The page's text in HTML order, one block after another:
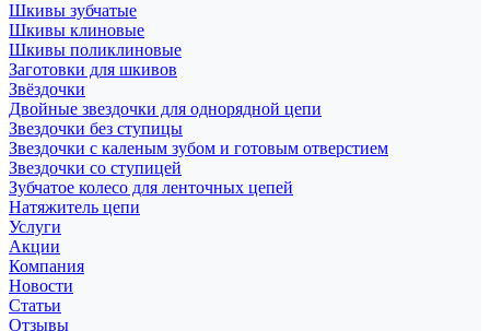
Шкивы зубчатые
Шкивы клиновые
Шкивы поликлиновые
Заготовки для шкивов
Звёздочки
Двойные звездочки для однорядной цепи
Звездочки без ступицы
Звездочки с каленым зубом и готовым отверстием
Звездочки со ступицей
Зубчатое колесо для ленточных цепей
Натяжитель цепи
Услуги
Акции
Компания
Новости
Статьи
Отзывы